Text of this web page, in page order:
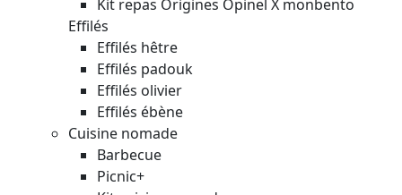
Kit repas Origines Opinel X monbento
Effilés
Effilés hêtre
Effilés padouk
Effilés olivier
Effilés ébène
Cuisine nomade
Barbecue
Picnic+